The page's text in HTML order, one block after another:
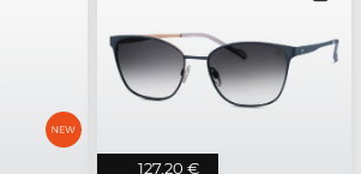
127,20 €